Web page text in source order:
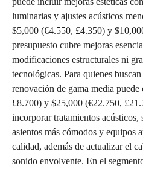
luminarias y ajustes acústicos
$5,000 (€4.550, £4.350) y
presupuesto cubre mejoras
modificaciones estructurales ni
tecnológicas. Para quienes
renovación de gama media
£8.700) y $25,000 (€22.750,
incorporar tratamientos
asientos más cómodos y equipos
calidad, además de actualizar el
sonido envolvente. En el